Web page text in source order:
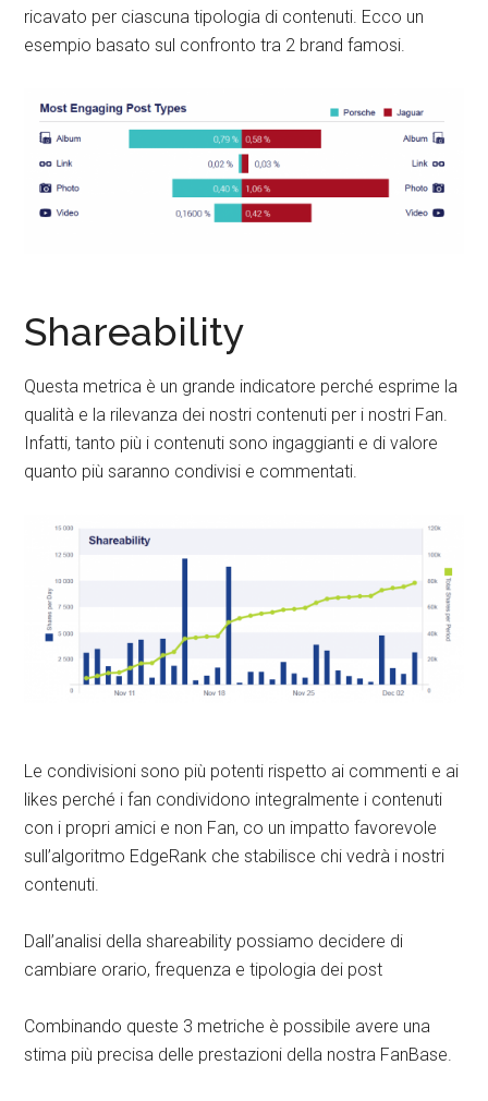
ricavato per ciascuna tipologia di contenuti. Ecco un
esempio basato sul confronto tra 2 brand famosi.
Shareability
Questa metrica è un grande indicatore perché esprime la
qualità e la rilevanza dei nostri contenuti per i nostri Fan.
Infatti, tanto più i contenuti sono ingaggianti e di valore
quanto più saranno condivisi e commentati.
Le condivisioni sono più potenti rispetto ai commenti e ai
likes perché i fan condividono integralmente i contenuti
con i propri amici e non Fan, co un impatto favorevole
sull’algoritmo EdgeRank che stabilisce chi vedrà i nostri
contenuti.
Dall’analisi della shareability possiamo decidere di
cambiare orario, frequenza e tipologia dei post
Combinando queste 3 metriche è possibile avere una
stima più precisa delle prestazioni della nostra FanBase.